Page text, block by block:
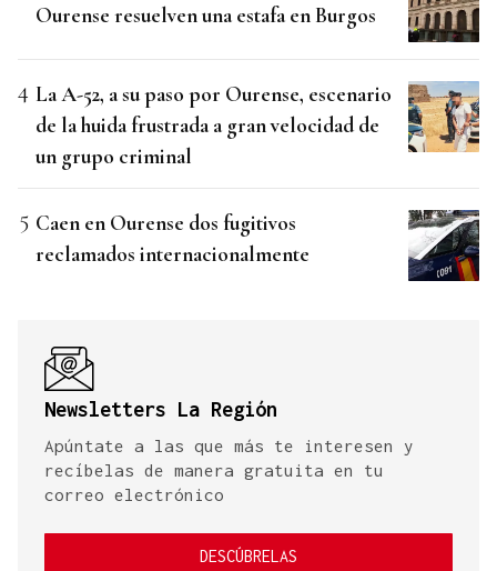
Ourense resuelven una estafa en Burgos
La A-52, a su paso por Ourense, escenario
de la huida frustrada a gran velocidad de
un grupo criminal
Caen en Ourense dos fugitivos
reclamados internacionalmente
Newsletters La Región
Apúntate a las que más te interesen y
recíbelas de manera gratuita en tu
correo electrónico
DESCÚBRELAS